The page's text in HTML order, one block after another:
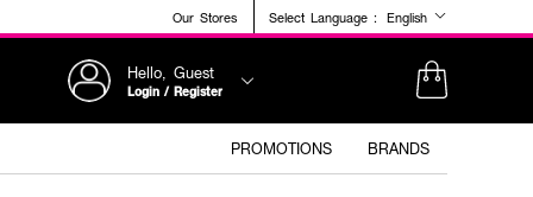
Our Stores Select Language : English
Hello, Guest
Login / Register
PROMOTIONS BRANDS